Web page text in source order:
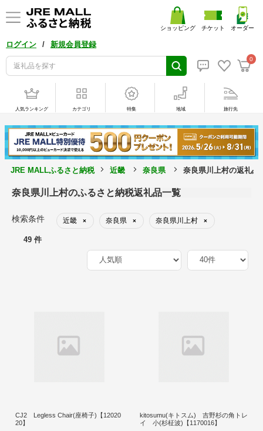
ログイン / 新規会員登録
0
ショッピング チケット オーダー
人気ランキング カテゴリ 特集 地域 旅行先
JRE MALLふるさと納税 近畿 奈良県 奈良県川上村の返礼品
奈良県川上村のふるさと納税返礼品一覧
検索条件 近畿 × 奈良県 × 奈良県川上村 ×
49 件
CJ2 Legless Chair(座椅子)【12020
20】
kitosumu(キトスム) 吉野杉の角トレ
イ 小(杉柾波)【1170016】